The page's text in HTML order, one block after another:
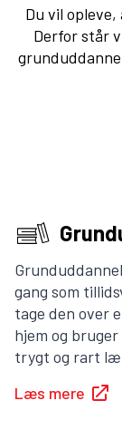
Du vil
Derfor står
gang som
tage den over
hjem og
trygt og rart
Læs mere